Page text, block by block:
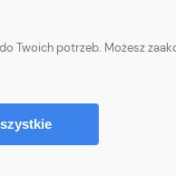
dostawy
Twoich potrzeb. Możesz